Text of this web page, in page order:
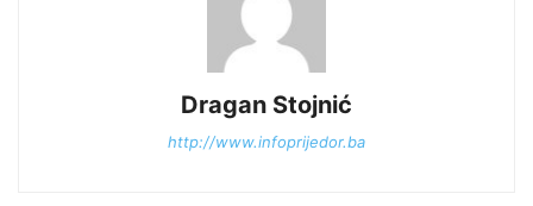
Dragan Stojnić
http://www.infoprijedor.ba